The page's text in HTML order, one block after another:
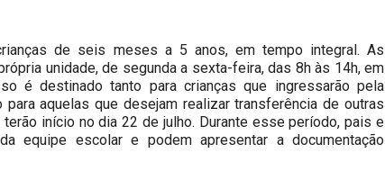
de seis meses a 5 anos, em tempo integral. As
unidade, de segunda a sexta-feira, das 8h às 14h, em
é destinado tanto para crianças que ingressarão pela
aquelas que desejam realizar transferência de outras
início no dia 22 de julho. Durante esse período, pais e
equipe escolar e podem apresentar a documentação